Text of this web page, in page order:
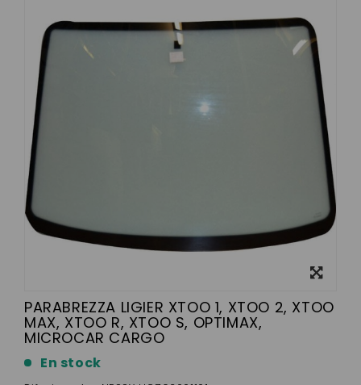
PARABREZZA LIGIER XTOO 1, XTOO 2, XTOO
MAX, XTOO R, XTOO S, OPTIMAX,
MICROCAR CARGO
En stock